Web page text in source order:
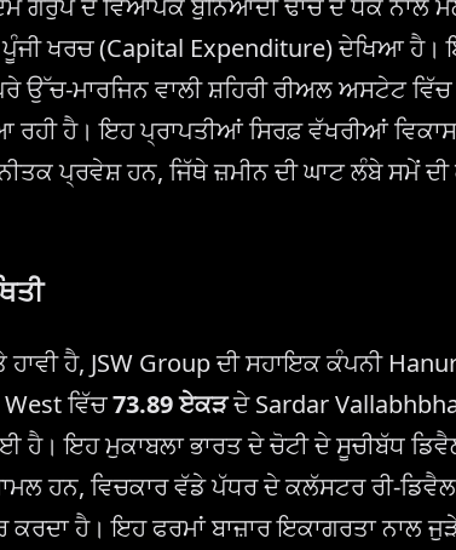
ਖਰਚ (Capital Expenditure) ਦੇਖਿਆ ਹੈ।
ਉੱਚ-ਮਾਰਜਿਨ ਵਾਲੀ ਸ਼ਹਿਰੀ ਰੀਅਲ ਅਸਟੇਟ
ਰਹੀ ਹੈ। ਇਹ ਪ੍ਰਾਪਤੀਆਂ ਸਿਰਫ਼ ਵੱਖਰੀਆਂ
ਪ੍ਰਵੇਸ਼ ਹਨ, ਜਿੱਥੇ ਜ਼ਮੀਨ ਦੀ ਘਾਟ ਲੰਬੇ ਸਮੇਂ ਦੀ
ਹੈ, JSW Group ਦੀ ਸਹਾਇਕ ਕੰਪਨੀ
ਵਿੱਚ73.89 ਏਕੜਦੇ Sardar
ਇਹ ਮੁਕਾਬਲਾ ਭਾਰਤ ਦੇ ਚੋਟੀ ਦੇ ਸੂਚੀਬੱਧ
ਹਨ, ਵਿਚਕਾਰ ਵੱਡੇ ਪੱਧਰ ਦੇ ਕਲੱਸਟਰ ਰੀ-
ਹੈ। ਇਹ ਫਰਮਾਂ ਬਾਜ਼ਾਰ ਇਕਾਗਰਤਾ ਨਾਲ